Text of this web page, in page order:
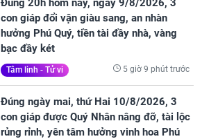
Đúng 20h hôm nay, ngày 9/8/2026, 3
con giáp đổi vận giàu sang, an nhàn
hưởng Phú Quý, tiền tài đầy nhà, vàng
bạc đầy két
Tâm linh - Tử vi 5 giờ 9 phút trước
Đúng ngày mai, thứ Hai 10/8/2026, 3
con giáp được Quý Nhân nâng đỡ, tài lộc
rủng rỉnh, yên tâm hưởng vinh hoa Phú